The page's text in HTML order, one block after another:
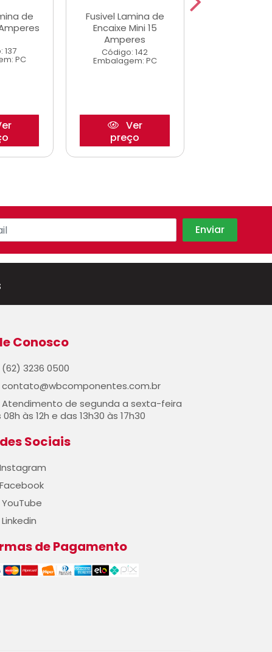
de
137
PC
Fusivel Lamina de
Encaixe Mini 15
Amperes
Código: 142
Embalagem: PC
Ver
preço
Conosco
(62) 3236 0500
contato@wbcomponentes.com.br
Atendimento de segunda a sexta-feira
às 12h e das 13h30 às 17h30
Sociais
Instagram
Facebook
YouTube
Linkedin
de Pagamento